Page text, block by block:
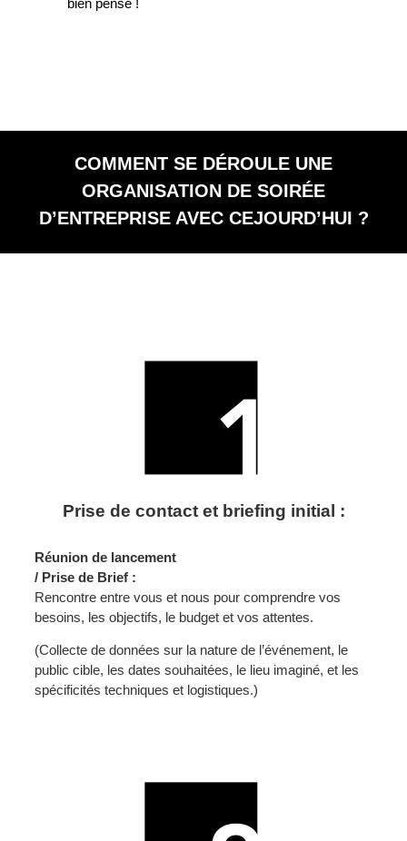
COMMENT SE DÉROULE UNE
ORGANISATION DE SOIRÉE
D’ENTREPRISE AVEC CEJOURD’HUI ?
Prise de contact et briefing initial :
Réunion de lancement
/ Prise de Brief :
Rencontre entre vous et nous pour comprendre vos
besoins, les objectifs, le budget et vos attentes.
(Collecte de données sur la nature de l’événement, le
public cible, les dates souhaitées, le lieu imaginé, et les
spécificités techniques et logistiques.)